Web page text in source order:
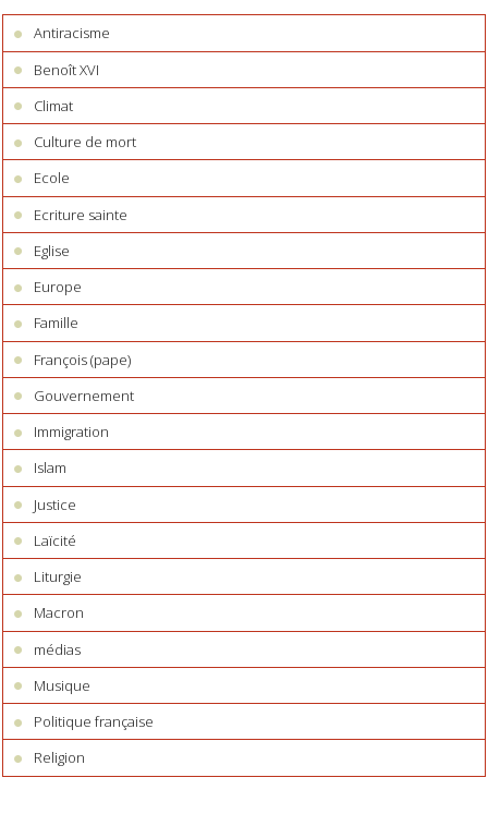
Antiracisme
Benoît XVI
Climat
Culture de mort
Ecole
Ecriture sainte
Eglise
Europe
Famille
François (pape)
Gouvernement
Immigration
Islam
Justice
Laïcité
Liturgie
Macron
médias
Musique
Politique française
Religion